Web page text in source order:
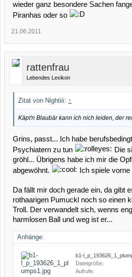
wieder ganz besondere Sachen
Piranhas oder so
21.06.2011
rattenfrau
Lebendes Lexikon
Zitat von Nightiii: ↑
Käpt'n Blaubär kann ich nich leiden, der
Grins, passt... Ich habe
Psychiatern zu tun
Die
gröhl... Übrigens habe ich mir die
abgewöhnt.
Ich spiele vorne
Da fällt mir doch gerade ein, da gibt
rothaarigen Pumuckl noch so einen
Troll. Der verwandelt sich, wenns
harmlosen Ball und weg ist er...
Anhänge:
b1-
Dateigröße:
Aufrufe: